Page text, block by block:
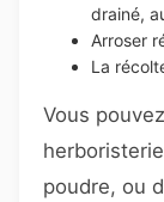
drainé,
Arroser
La
Vous
poudre, ou